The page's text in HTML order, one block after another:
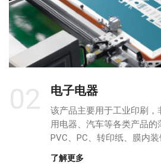
电子电器
该产品主要用于工业印刷
用电器、汽车等各类产品的
PVC、PC、转印纸、膜内装
了解更多